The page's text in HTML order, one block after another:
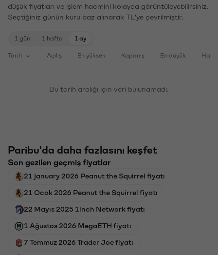
düşük fiyatları ve işlem hacmini kolayca görüntüleyebilirsiniz.
Seçtiğiniz günün kuru baz alınarak TL'ye çevrilmiştir.
1 gün 1 hafta 1 ay
Tarih Açılış En yüksek Kapanış En düşük
Bu tarih aralığı için veri bulunamadı.
Paribu'da daha fazlasını keşfet
Son gezilen geçmiş fiyatlar
21 january 2026 Peanut the Squirrel fiyatı
21 Ocak 2026 Peanut the Squirrel fiyatı
22 Mayıs 2025 1inch Network fiyatı
1 Ağustos 2026 MegaETH fiyatı
7 Temmuz 2026 Trader Joe fiyatı